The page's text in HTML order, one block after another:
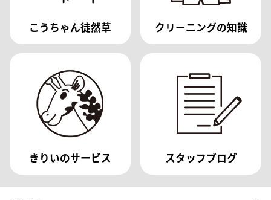
こうちゃん徒然草 クリーニングの知識
きりいのサービス スタッフブログ